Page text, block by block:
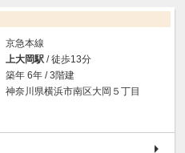
京急本線
上大岡駅 / 徒歩13分
築年 6年 / 3階建
神奈川県横浜市南区大岡５丁目